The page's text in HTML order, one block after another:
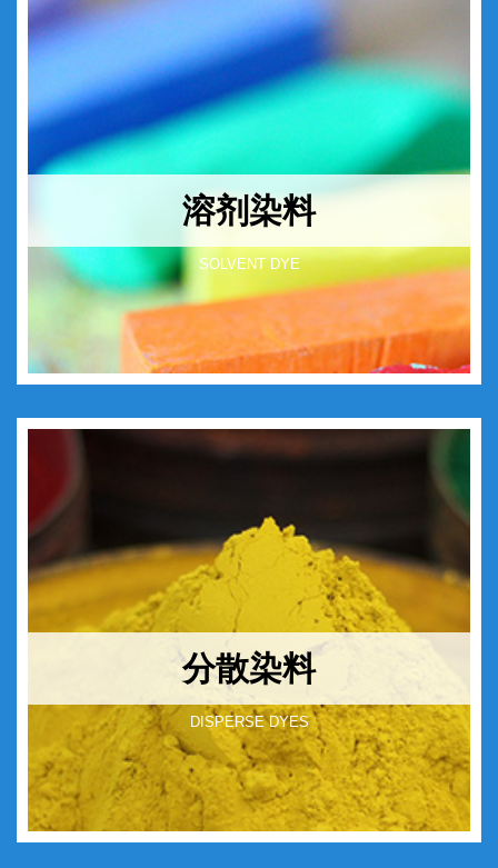
溶剂染料
SOLVENT DYE
分散染料
DISPERSE DYES